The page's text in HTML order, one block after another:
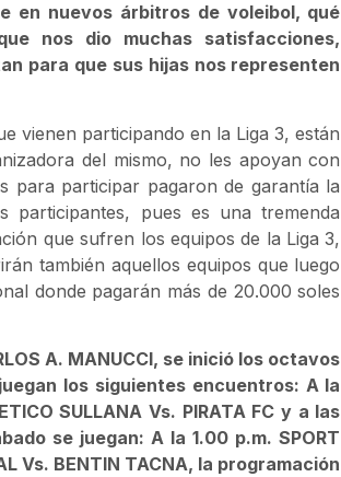
en nuevos árbitros de voleibol, qué
nos dio muchas satisfacciones,
para que sus hijas nos representen
vienen participando en la Liga 3, están
del mismo, no les apoyan con
para participar pagaron de garantía la
participantes, pues es una tremenda
que sufren los equipos de la Liga 3,
también aquellos equipos que luego
donde pagarán más de 20.000 soles
A. MANUCCI, se inició los octavos
los siguientes encuentros: A la
SULLANA Vs. PIRATA FC y a las
se juegan: A la 1.00 p.m. SPORT
Vs. BENTIN TACNA, la programación